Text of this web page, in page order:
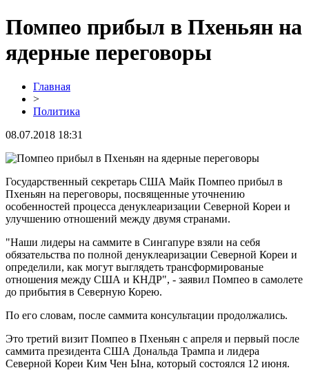
Помпео прибыл в Пхеньян на
ядерные переговоры
Главная
>
Политика
08.07.2018 18:31
Государственный секретарь США Майк Помпео прибыл в
Пхеньян на переговоры, посвященные уточнению
особенностей процесса денуклеаризации Северной Кореи и
улучшению отношений между двумя странами.
"Наши лидеры на саммите в Сингапуре взяли на себя
обязательства по полной денуклеаризации Северной Кореи и
определили, как могут выглядеть трансформированые
отношения между США и КНДР", - заявил Помпео в самолете
до прибытия в Северную Корею.
По его словам, после саммита консультации продолжались.
Это третий визит Помпео в Пхеньян с апреля и первый после
саммита президента США Дональда Трампа и лидера
Северной Кореи Ким Чен Ына, который состоялся 12 июня.